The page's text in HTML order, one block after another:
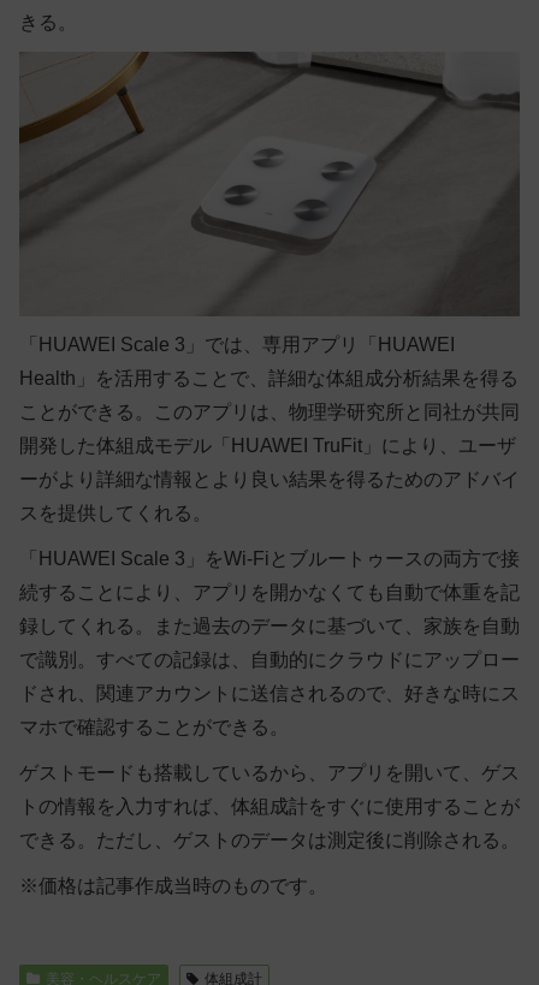
きる。
「HUAWEI Scale 3」では、専用アプリ「HUAWEI
Health」を活用することで、詳細な体組成分析結果を得る
ことができる。このアプリは、物理学研究所と同社が共同
開発した体組成モデル「HUAWEI TruFit」により、ユーザ
ーがより詳細な情報とより良い結果を得るためのアドバイ
スを提供してくれる。
「HUAWEI Scale 3」をWi-Fiとブルートゥースの両方で接
続することにより、アプリを開かなくても自動で体重を記
録してくれる。また過去のデータに基づいて、家族を自動
で識別。すべての記録は、自動的にクラウドにアップロー
ドされ、関連アカウントに送信されるので、好きな時にス
マホで確認することができる。
ゲストモードも搭載しているから、アプリを開いて、ゲス
トの情報を入力すれば、体組成計をすぐに使用することが
できる。ただし、ゲストのデータは測定後に削除される。
※価格は記事作成当時のものです。
美容・ヘルスケア 体組成計